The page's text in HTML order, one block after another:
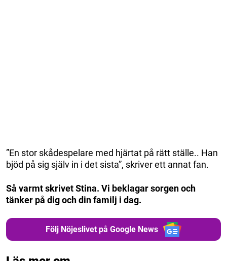
”En stor skådespelare med hjärtat på rätt ställe.. Han
bjöd på sig själv in i det sista”, skriver ett annat fan.
Så varmt skrivet Stina. Vi beklagar sorgen och
tänker på dig och din familj i dag.
Följ Nöjeslivet på Google News